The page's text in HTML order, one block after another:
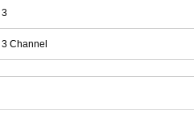
3
3 Channel